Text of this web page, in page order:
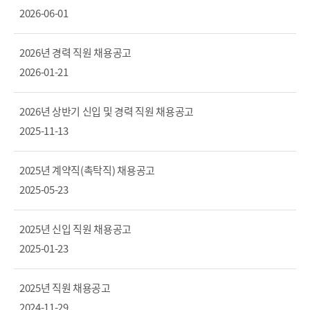
2026-06-01
2026년 경력 직원 채용공고
2026-01-21
2026년 상반기 신입 및 경력 직원 채용공고
2025-11-13
2025년 계약직(촉탁직) 채용공고
2025-05-23
2025년 신입 직원 채용공고
2025-01-23
2025년 직원 채용공고